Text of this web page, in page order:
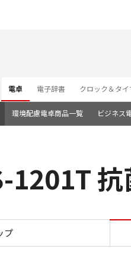
電卓 電子辞書 クロック＆タイ
環境配慮電卓商品一覧 ビジネス
抗
プ